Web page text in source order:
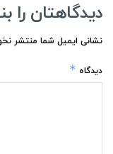
دیدگاهتان را
نشانی ایمیل شما منتشر
دیدگاه *